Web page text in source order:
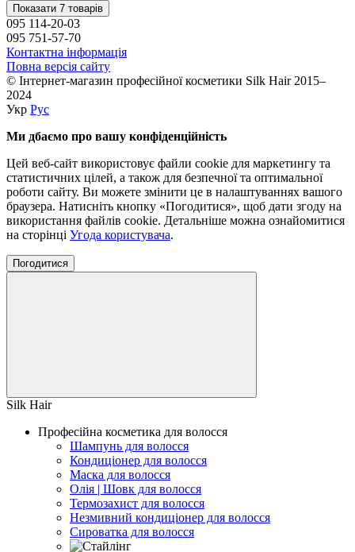
Показати 7 товарів
095 114-20-03
095 751-57-70
Контактна інформація
Повна версія сайту
© Інтернет-магазин професійної косметики Silk Hair 2015–
2024
Укр Рус
Ми дбаємо про вашу конфіденційність
Цей веб-сайт використовує файли cookie для маркетингу та
статистичних цілей, а також для безпечної та оптимальної
роботи сайту. Ви можете змінити це в налаштуваннях вашого
браузера. Натисніть кнопку «Погодитися», щоб дати згоду на
використання файлів cookie. Детальніше можна ознайомитися
на сторінці Угода користувача.
Погодитися
Silk Hair
Професійна косметика для волосся
Шампунь для волосся
Кондиціонер для волосся
Маска для волосся
Олія | Шовк для волосся
Термозахист для волосся
Незмивний кондиціонер для волосся
Сироватка для волосся